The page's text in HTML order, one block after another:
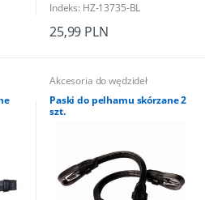
Indeks: HZ-13735-BL
25,99 PLN
Akcesoria do wędzideł
Paski do pelhamu skórzane 2
szt.